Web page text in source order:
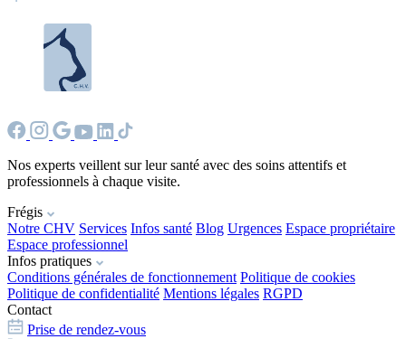
Nos experts veillent sur leur santé avec des soins attentifs et
professionnels à chaque visite.
Frégis
Notre CHV Services Infos santé Blog Urgences Espace propriétaire
Espace professionnel
Infos pratiques
Conditions générales de fonctionnement Politique de cookies
Politique de confidentialité Mentions légales RGPD
Contact
Prise de rendez-vous